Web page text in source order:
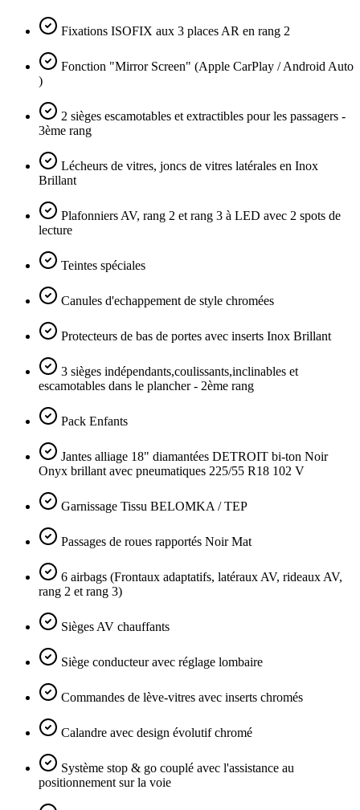
Fixations ISOFIX aux 3 places AR en rang 2
Fonction "Mirror Screen" (Apple CarPlay / Android Auto
)
2 sièges escamotables et extractibles pour les passagers -
3ème rang
Lécheurs de vitres, joncs de vitres latérales en Inox
Brillant
Plafonniers AV, rang 2 et rang 3 à LED avec 2 spots de
lecture
Teintes spéciales
Canules d'echappement de style chromées
Protecteurs de bas de portes avec inserts Inox Brillant
3 sièges indépendants,coulissants,inclinables et
escamotables dans le plancher - 2ème rang
Pack Enfants
Jantes alliage 18" diamantées DETROIT bi-ton Noir
Onyx brillant avec pneumatiques 225/55 R18 102 V
Garnissage Tissu BELOMKA / TEP
Passages de roues rapportés Noir Mat
6 airbags (Frontaux adaptatifs, latéraux AV, rideaux AV,
rang 2 et rang 3)
Sièges AV chauffants
Siège conducteur avec réglage lombaire
Commandes de lève-vitres avec inserts chromés
Calandre avec design évolutif chromé
Système stop & go couplé avec l'assistance au
positionnement sur la voie